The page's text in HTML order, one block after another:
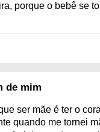
porque o bebê se
de mim
ser mãe é ter o
quando me tornei